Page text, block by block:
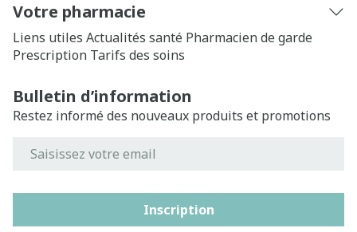
Votre pharmacie
Liens utiles Actualités santé Pharmacien de garde
Prescription Tarifs des soins
Bulletin d’information
Restez informé des nouveaux produits et promotions
Inscription